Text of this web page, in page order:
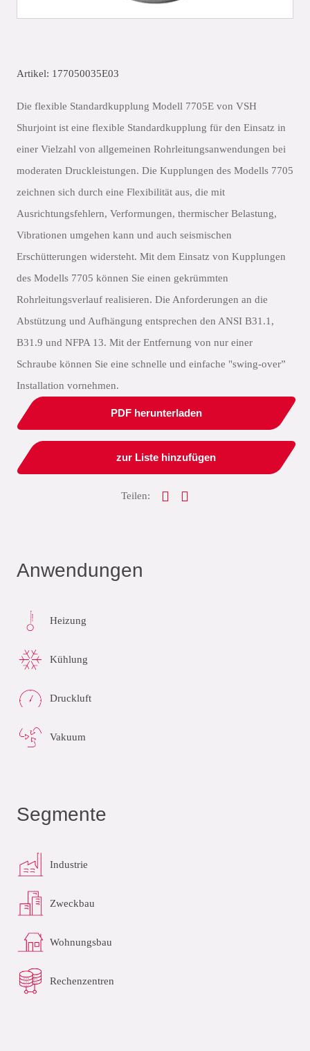
Artikel: 177050035E03
Die flexible Standardkupplung Modell 7705E von VSH
Shurjoint ist eine flexible Standardkupplung für den Einsatz in
einer Vielzahl von allgemeinen Rohrleitungsanwendungen bei
moderaten Druckleistungen. Die Kupplungen des Modells 7705
zeichnen sich durch eine Flexibilität aus, die mit
Ausrichtungsfehlern, Verformungen, thermischer Belastung,
Vibrationen umgehen kann und auch seismischen
Erschütterungen widersteht. Mit dem Einsatz von Kupplungen
des Modells 7705 können Sie einen gekrümmten
Rohrleitungsverlauf realisieren. Die Anforderungen an die
Abstützung und Aufhängung entsprechen den ANSI B31.1,
B31.9 und NFPA 13. Mit der Entfernung von nur einer
Schraube können Sie eine schnelle und einfache "swing-over”
Installation vornehmen.
PDF herunterladen
zur Liste hinzufügen
Teilen:
Anwendungen
Heizung
Kühlung
Druckluft
Vakuum
Segmente
Industrie
Zweckbau
Wohnungsbau
Rechenzentren